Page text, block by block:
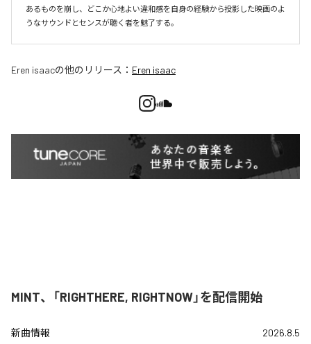
あるものを崩し、どこか心地よい違和感を自身の経験から投影した映画のよ
うなサウンドとセンスが聴く者を魅了する。
Eren isaacの他のリリース： Eren isaac
MINT、「RIGHTHERE, RIGHTNOW」を配信開始
新曲情報 2026.8.5